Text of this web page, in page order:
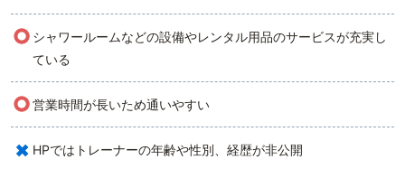
○ シャワールームなどの設備やレンタル用品のサービスが充実し
ている
○営業時間が長いため通いやすい
× HPではトレーナーの年齢や性別、経歴が非公開